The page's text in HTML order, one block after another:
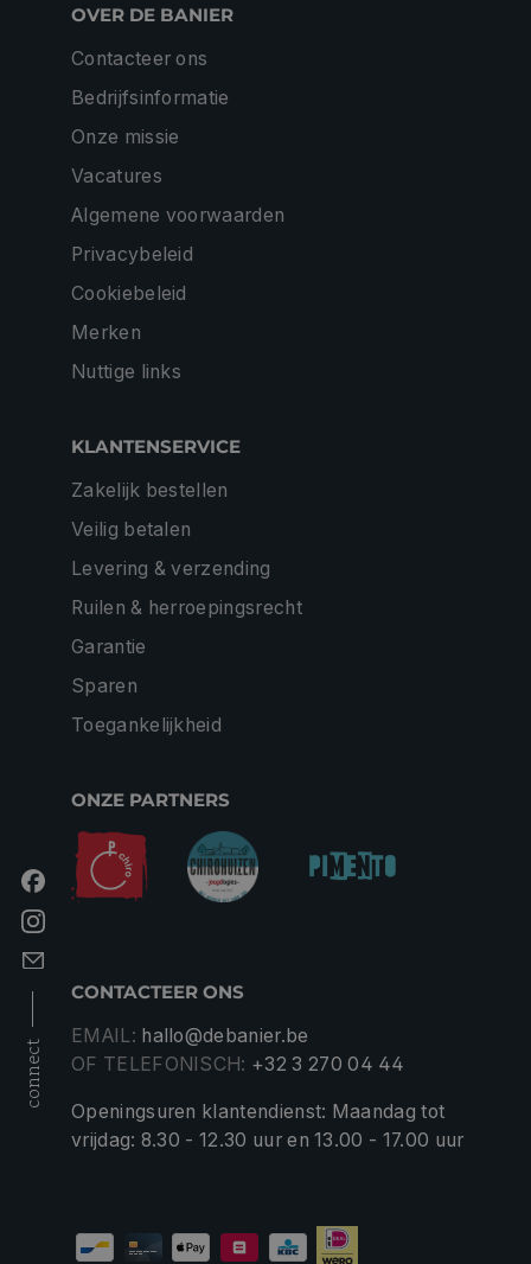
connect
OVER DE BANIER
Contacteer ons
Bedrijfsinformatie
Onze missie
Vacatures
Algemene voorwaarden
Privacybeleid
Cookiebeleid
Merken
Nuttige links
KLANTENSERVICE
Zakelijk bestellen
Veilig betalen
Levering & verzending
Ruilen & herroepingsrecht
Garantie
Sparen
Toegankelijkheid
ONZE PARTNERS
CONTACTEER ONS
EMAIL: hallo@debanier.be
OF TELEFONISCH: +32 3 270 04 44
Openingsuren klantendienst: Maandag tot
vrijdag: 8.30 - 12.30 uur en 13.00 - 17.00 uur